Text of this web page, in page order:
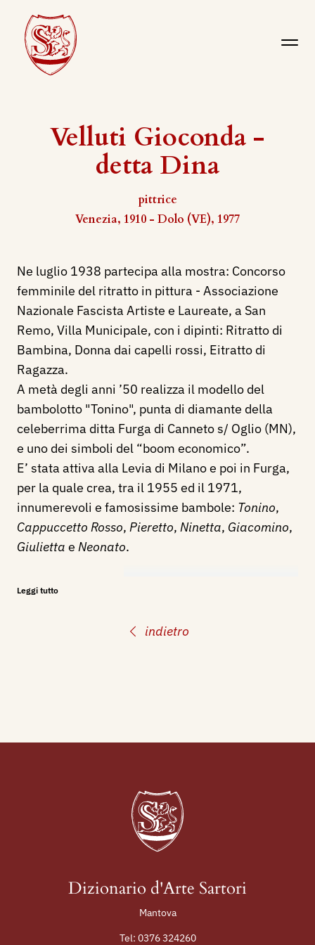
Velluti Gioconda -
detta Dina
pittrice
Venezia, 1910 - Dolo (VE), 1977
indietro
Ne luglio 1938 partecipa alla mostra: Concorso
femminile del ritratto in pittura - Associazione
Nazionale Fascista Artiste e Laureate, a San
Remo, Villa Municipale, con i dipinti: Ritratto di
Bambina, Donna dai capelli rossi, Eitratto di
Ragazza.
A metà degli anni ’50 realizza il modello del
bambolotto "Tonino", punta di diamante della
celeberrima ditta Furga di Canneto s/ Oglio (MN),
e uno dei simboli del “boom economico”.
E’ stata attiva alla Levia di Milano e poi in Furga,
per la quale crea, tra il 1955 ed il 1971,
innumerevoli e famosissime bambole: Tonino,
Cappuccetto Rosso, Pieretto, Ninetta, Giacomino,
Giulietta e Neonato.
Bibliografia
Associazione Nazionale Fascista Artiste e
Leggi tutto
Dizionario d'Arte Sartori
Mantova
Tel: 0376 324260